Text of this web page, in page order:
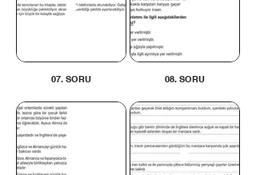
07. SORU 08. SORU